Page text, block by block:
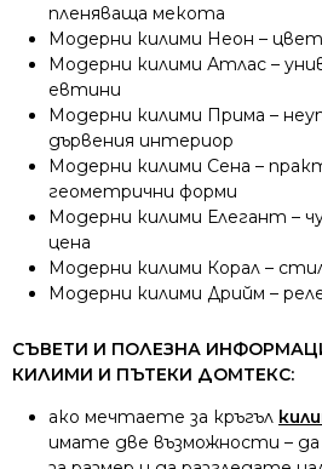
пленяваща мекота
Модерни килими Неон –
Модерни килими Атлас –
евтини
Модерни килими Прима –
дървения интериор
Модерни килими Сена –
геометрични форми
Модерни килими Елегант –
цена
Модерни килими Корал –
Модерни килими Дрийм –
СЪВЕТИ И ПОЛЕЗНА
КИЛИМИ И ПЪТЕКИ ДОМТЕКС:
ако мечтаете за кръгъл
имате две възможности –